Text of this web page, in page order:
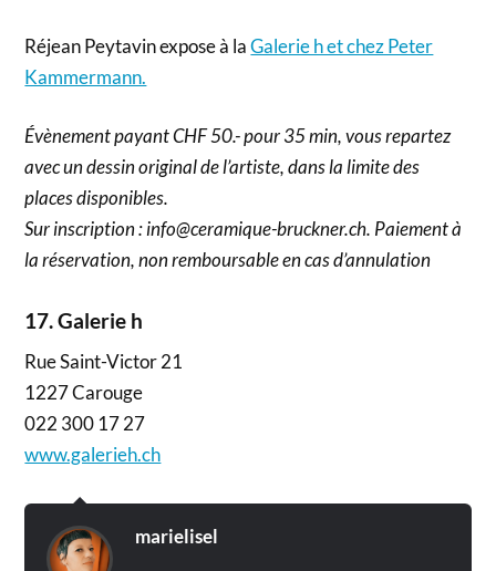
Réjean Peytavin expose à laGalerie h et chez Peter
Kammermann.
Évènement payant CHF 50.- pour 35 min, vous repartez
avec un dessin original de l’artiste, dans la limite des
places disponibles.
Sur inscription : info@ceramique-bruckner.ch. Paiement à
la réservation, non remboursable en cas d’annulation
17. Galerie h
Rue Saint-Victor 21
1227 Carouge
022 300 17 27
www.galerieh.ch
marielisel